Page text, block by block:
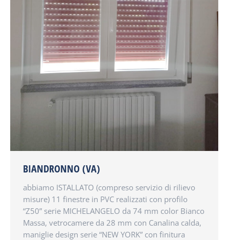
BIANDRONNO (VA)
abbiamo ISTALLATO (compreso servizio di rilievo
misure) 11 finestre in PVC realizzati con profilo
“Z50” serie MICHELANGELO da 74 mm color Bianco
Massa, vetrocamere da 28 mm con Canalina calda,
maniglie design serie “NEW YORK” con finitura